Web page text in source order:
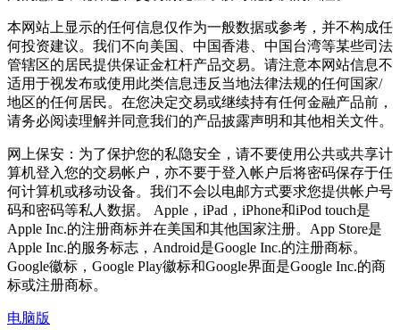
本网站上显示的任何信息仅作为一般数据或参考，并不构成任
何投资建议。我们不向美国、中国香港、中国台湾等某些司法
管辖区的居民提供保证金杠杆产品交易。请注意本网站信息不
适用于视发布或使用此类信息违反当地法律法规的任何国家/
地区的任何居民。在您决定交易或继续持有任何金融产品前，
请务必阅读理解并同意我们的产品披露声明和其他相关文件。
网上保安：为了保护您的私隐安全，请不要使用公共或共享计
算机登入您的交易帐户，亦不要于登入帐户后将密码保存于任
何计算机或移动设备。我们不会以电邮方式要求您提供帐户号
码和密码等私人数据。 Apple，iPad，iPhone和iPod touch是
Apple Inc.的注册商标并在美国和其他国家注册。App Store是
Apple Inc.的服务标志，Android是Google Inc.的注册商标。
Google徽标，Google Play徽标和Google界面是Google Inc.的商
标或注册商标。
电脑版